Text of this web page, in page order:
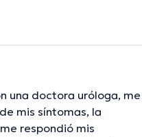
una doctora uróloga, me
mis síntomas, la
respondió mis